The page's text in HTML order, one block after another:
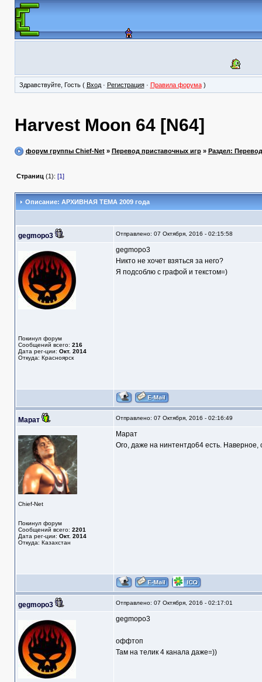
Здравствуйте, Гость ( Вход· Регистрация· Правила форума)
Harvest Moon 64 [N64]
форум группы Chief-Net» Перевод приставочных игр» Раздел:
Страниц (1): [1]
Описание: АРХИВНАЯ ТЕМА 2009 года
gegmopo3 Отправлено: 07 Октября, 2016 - 02:15:58
Покинул форум
Сообщений всего: 216
Дата рег-ции: Окт. 2014
Откуда: Красноярск
gegmopo3
Никто не хочет взяться за него?
Я подсоблю с графой и текстом=)
Марат Отправлено: 07 Октября, 2016 - 02:16:49
Chief-Net
Покинул форум
Сообщений всего: 2201
Дата рег-ции: Окт. 2014
Откуда: Казахстан
Марат
Ого, даже на нинтентдо64 есть. Наверное,
gegmopo3 Отправлено: 07 Октября, 2016 - 02:17:01
gegmopo3
оффтоп
Там на телик 4 канала даже=))